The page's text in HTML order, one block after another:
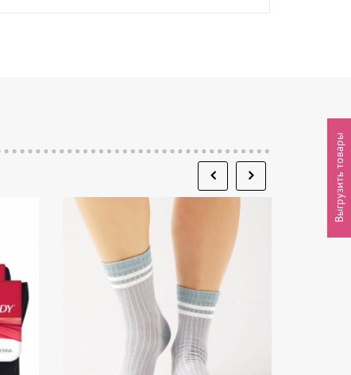
Выгрузить товары